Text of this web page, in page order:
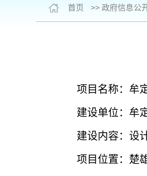
首页 >> 政府信息公
项目名称： 牟
建设单位： 牟
建设内容： 设
项目位置： 楚